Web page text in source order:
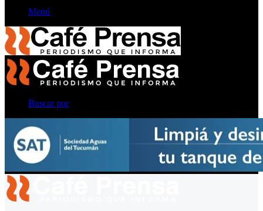
Menú
Buscar por